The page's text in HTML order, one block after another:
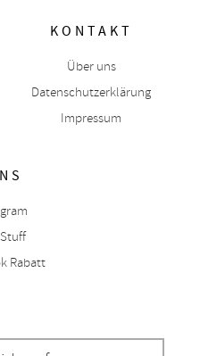
KONTAKT
Über uns
Datenschutzerklärung
Impressum
Rabatt